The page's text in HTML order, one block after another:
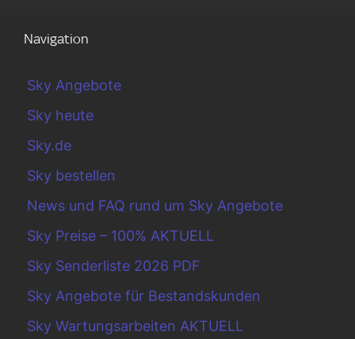
Navigation
Sky Angebote
Sky heute
Sky.de
Sky bestellen
News und FAQ rund um Sky Angebote
Sky Preise – 100% AKTUELL
Sky Senderliste 2026 PDF
Sky Angebote für Bestandskunden
Sky Wartungsarbeiten AKTUELL